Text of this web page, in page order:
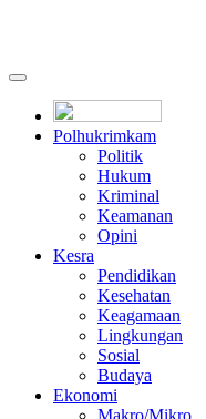
Polhukrimkam
Politik
Hukum
Kriminal
Keamanan
Opini
Kesra
Pendidikan
Kesehatan
Keagamaan
Lingkungan
Sosial
Budaya
Ekonomi
Makro/Mikro